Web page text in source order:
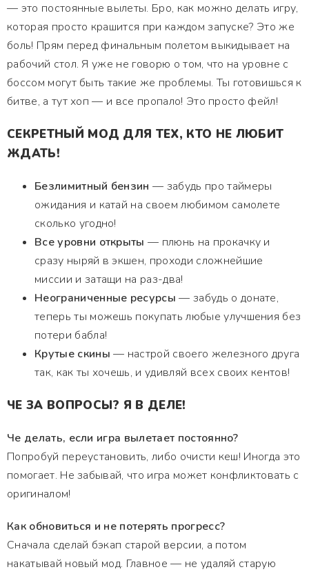
— это постоянные вылеты. Бро, как можно делать игру,
которая просто крашится при каждом запуске? Это же
боль! Прям перед финальным полетом выкидывает на
рабочий стол. Я уже не говорю о том, что на уровне с
боссом могут быть такие же проблемы. Ты готовишься к
битве, а тут хоп — и все пропало! Это просто фейл!
СЕКРЕТНЫЙ МОД ДЛЯ ТЕХ, КТО НЕ ЛЮБИТ
ЖДАТЬ!
Безлимитный бензин — забудь про таймеры
ожидания и катай на своем любимом самолете
сколько угодно!
Все уровни открыты — плюнь на прокачку и
сразу ныряй в экшен, проходи сложнейшие
миссии и затащи на раз-два!
Неограниченные ресурсы — забудь о донате,
теперь ты можешь покупать любые улучшения без
потери бабла!
Крутые скины — настрой своего железного друга
так, как ты хочешь, и удивляй всех своих кентов!
ЧЕ ЗА ВОПРОСЫ? Я В ДЕЛЕ!
Че делать, если игра вылетает постоянно?
Попробуй переустановить, либо очисти кеш! Иногда это
помогает. Не забывай, что игра может конфликтовать с
оригиналом!
Как обновиться и не потерять прогресс?
Сначала сделай бэкап старой версии, а потом
накатывай новый мод. Главное — не удаляй старую